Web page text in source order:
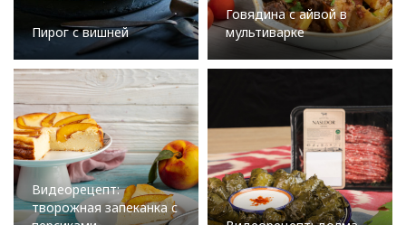
Пирог с вишней
Говядина с айвой в
мультиварке
Видеорецепт:
творожная запеканка с